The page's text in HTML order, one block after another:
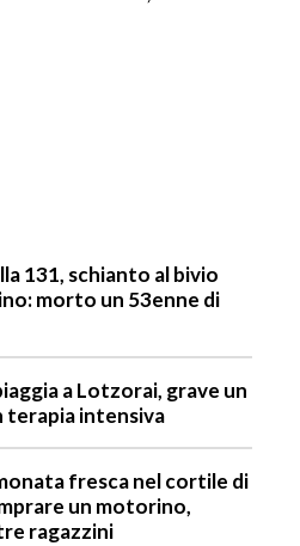
131, schianto al bivio
morto un 53enne di
a Lotzorai, grave un
terapia intensiva
fresca nel cortile di
un motorino,
ragazzini